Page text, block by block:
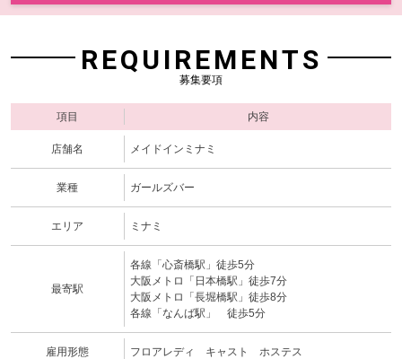
REQUIREMENTS
募集要項
項目 内容
店舗名 メイドインミナミ
業種 ガールズバー
エリア ミナミ
最寄駅
各線「心斎橋駅」徒歩5分
大阪メトロ「日本橋駅」徒歩7分
大阪メトロ「長堀橋駅」徒歩8分
各線「なんば駅」 徒歩5分
雇用形態 フロアレディ キャスト ホステス